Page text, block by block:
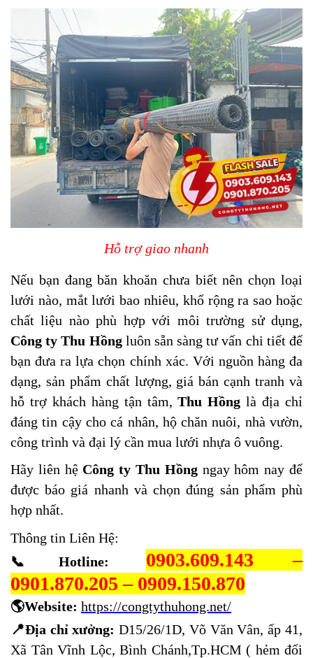
Hỗ trợ giao nhanh
Nếu bạn đang băn khoăn chưa biết nên chọn loại
lưới nào, mắt lưới bao nhiêu, khổ rộng ra sao hoặc
chất liệu nào phù hợp với môi trường sử dụng,
Công ty Thu Hồngluôn sẵn sàng tư vấn chi tiết để
bạn đưa ra lựa chọn chính xác. Với nguồn hàng đa
dạng, sản phẩm chất lượng, giá bán cạnh tranh và
hỗ trợ khách hàng tận tâm,Thu Hồng là địa chỉ
đáng tin cậy cho cá nhân, hộ chăn nuôi, nhà vườn,
công trình và đại lý cần mua lưới nhựa ô vuông.
Hãy liên hệ Công ty Thu Hồngngay hôm nay để
được báo giá nhanh và chọn đúng sản phẩm phù
hợp nhất.
Thông tin Liên Hệ:
📞 Hotline:
0903.609.143 –
0901.870.205 – 0909.150.870
🌎Website: https://congtythuhong.net/
📍Địa chỉ xưởng: D15/26/1D, Võ Văn Vân, ấp 41,
Xã Tân Vĩnh Lộc, Bình Chánh,Tp.HCM ( hẻm đối